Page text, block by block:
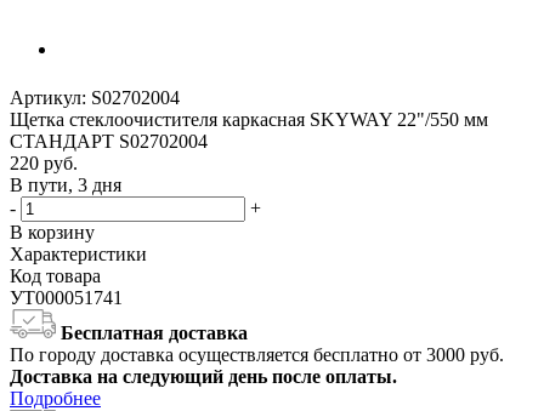
Артикул: S02702004
Щетка стеклоочистителя каркасная SKYWAY 22"/550 мм
СТАНДАРТ S02702004
220 руб.
В пути, 3 дня
-
+
В корзину
Характеристики
Код товара
УТ000051741
Бесплатная доставка
По городу доставка осуществляется бесплатно от 3000 руб.
Доставка на следующий день после оплаты.
Подробнее